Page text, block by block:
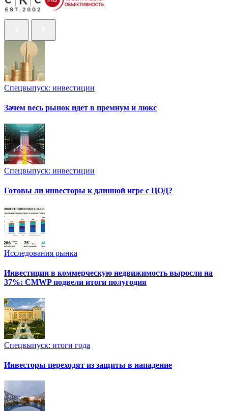
Спецвыпуск: инвестиции
Зачем весь рынок идет в премиум и люкс
Спецвыпуск: инвестиции
Готовы ли инвесторы к длинной игре с ЦОД?
Исследования рынка
Инвестиции в коммерческую недвижимость выросли на
37%: CMWP подвели итоги полугодия
Спецвыпуск: итоги года
Инвесторы переходят из защиты в нападение